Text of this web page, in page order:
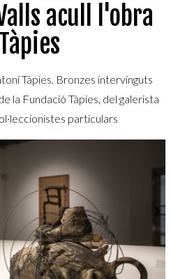
acull l'obra
Tàpies. Bronzes intervinguts
la Fundació Tàpies, del galerista
particulars